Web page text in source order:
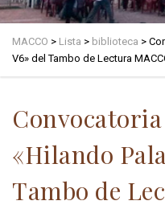
MACCO > Lista > biblioteca >
V6» del Tambo de Lectura
«Hilando
Tambo de